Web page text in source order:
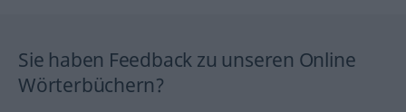
Sie haben Feedback zu unseren Online
Wörterbüchern?